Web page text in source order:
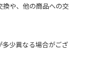
換や、他の商品への交
少異なる場合がござ